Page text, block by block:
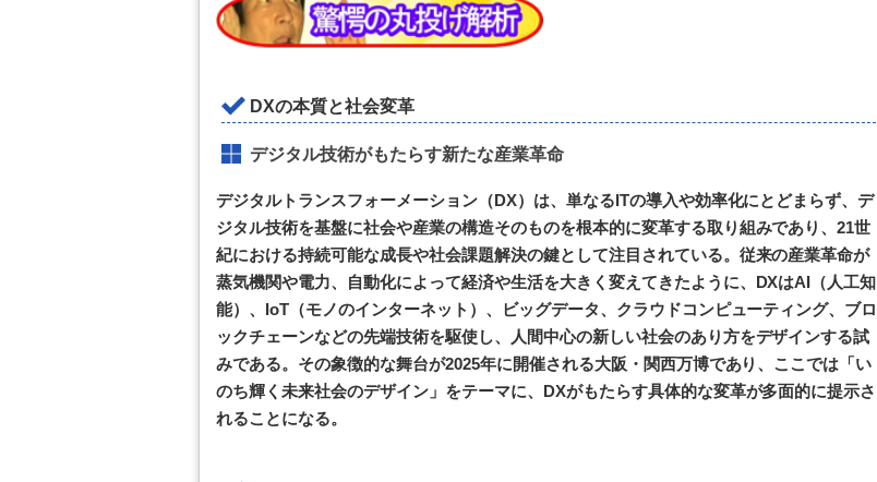
DXの本質と社会変革
デジタル技術がもたらす新たな産業革命
デジタルトランスフォーメーション（DX）は、単なるITの導入や効率化にとどまらず、デ
ジタル技術を基盤に社会や産業の構造そのものを根本的に変革する取り組みであり、21世
紀における持続可能な成長や社会課題解決の鍵として注目されている。従来の産業革命が
蒸気機関や電力、自動化によって経済や生活を大きく変えてきたように、DXはAI（人工知
能）、IoT（モノのインターネット）、ビッグデータ、クラウドコンピューティング、ブロ
ックチェーンなどの先端技術を駆使し、人間中心の新しい社会のあり方をデザインする試
みである。その象徴的な舞台が2025年に開催される大阪・関西万博であり、ここでは「い
のち輝く未来社会のデザイン」をテーマに、DXがもたらす具体的な変革が多面的に提示さ
れることになる。